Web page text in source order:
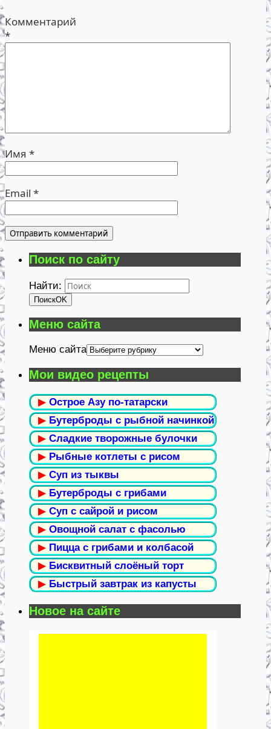
Комментарий
*
Имя *
Email *
Поиск по сайту
Найти:
ПоискOK
Меню сайта
Меню сайта
Мои видео рецепты
▶ Острое Азу по-татарски
▶ Бутерброды с рыбной начинкой
▶ Сладкие творожные булочки
▶ Рыбные котлеты с рисом
▶ Суп из тыквы
▶ Бутерброды с грибами
▶ Суп с сайрой и рисом
▶ Овощной салат с фасолью
▶ Пицца с грибами и колбасой
▶ Бисквитный слоёный торт
▶ Быстрый завтрак из капусты
Новое на сайте